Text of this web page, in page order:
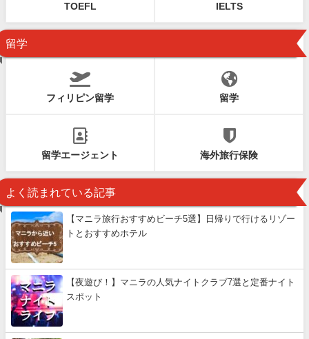
TOEFL IELTS
留学
フィリピン留学 留学
留学エージェント 海外旅行保険
よく読まれている記事
【マニラ旅行おすすめビーチ5選】日帰りで行けるリゾー
トとおすすめホテル
【夜遊び！】マニラの人気ナイトクラブ7選と定番ナイト
スポット